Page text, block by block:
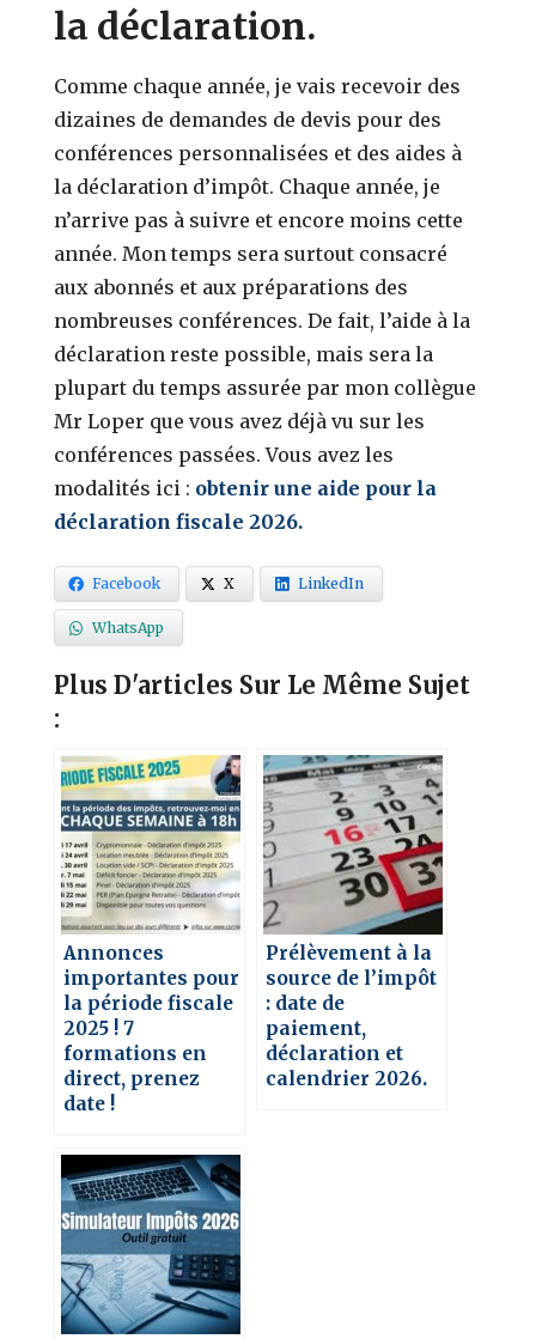
la déclaration.
Comme chaque année, je vais recevoir des
dizaines de demandes de devis pour des
conférences personnalisées et des aides à
la déclaration d’impôt. Chaque année, je
n’arrive pas à suivre et encore moins cette
année. Mon temps sera surtout consacré
aux abonnés et aux préparations des
nombreuses conférences. De fait, l’aide à la
déclaration reste possible, mais sera la
plupart du temps assurée par mon collègue
Mr Loper que vous avez déjà vu sur les
conférences passées. Vous avez les
modalités ici : obtenir une aide pour la
déclaration fiscale 2026.
Facebook X LinkedIn
WhatsApp
Plus D'articles Sur Le Même Sujet
:
Annonces
importantes pour
la période fiscale
2025 ! 7
formations en
direct, prenez
date !
Prélèvement à la
source de l’impôt
: date de
paiement,
déclaration et
calendrier 2026.